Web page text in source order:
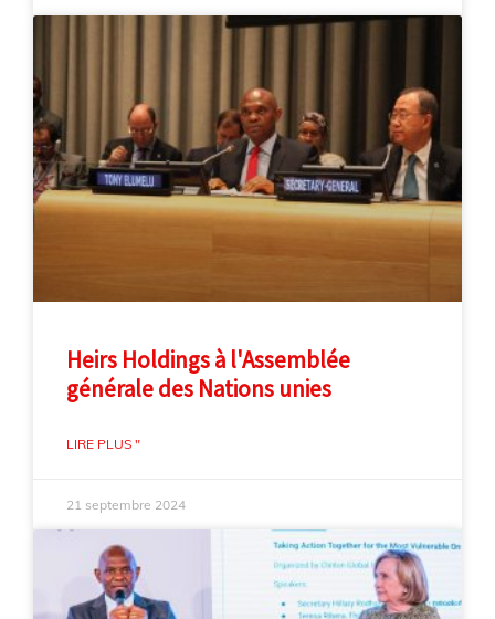
Heirs Holdings à l'Assemblée
générale des Nations unies
LIRE PLUS "
21 septembre 2024